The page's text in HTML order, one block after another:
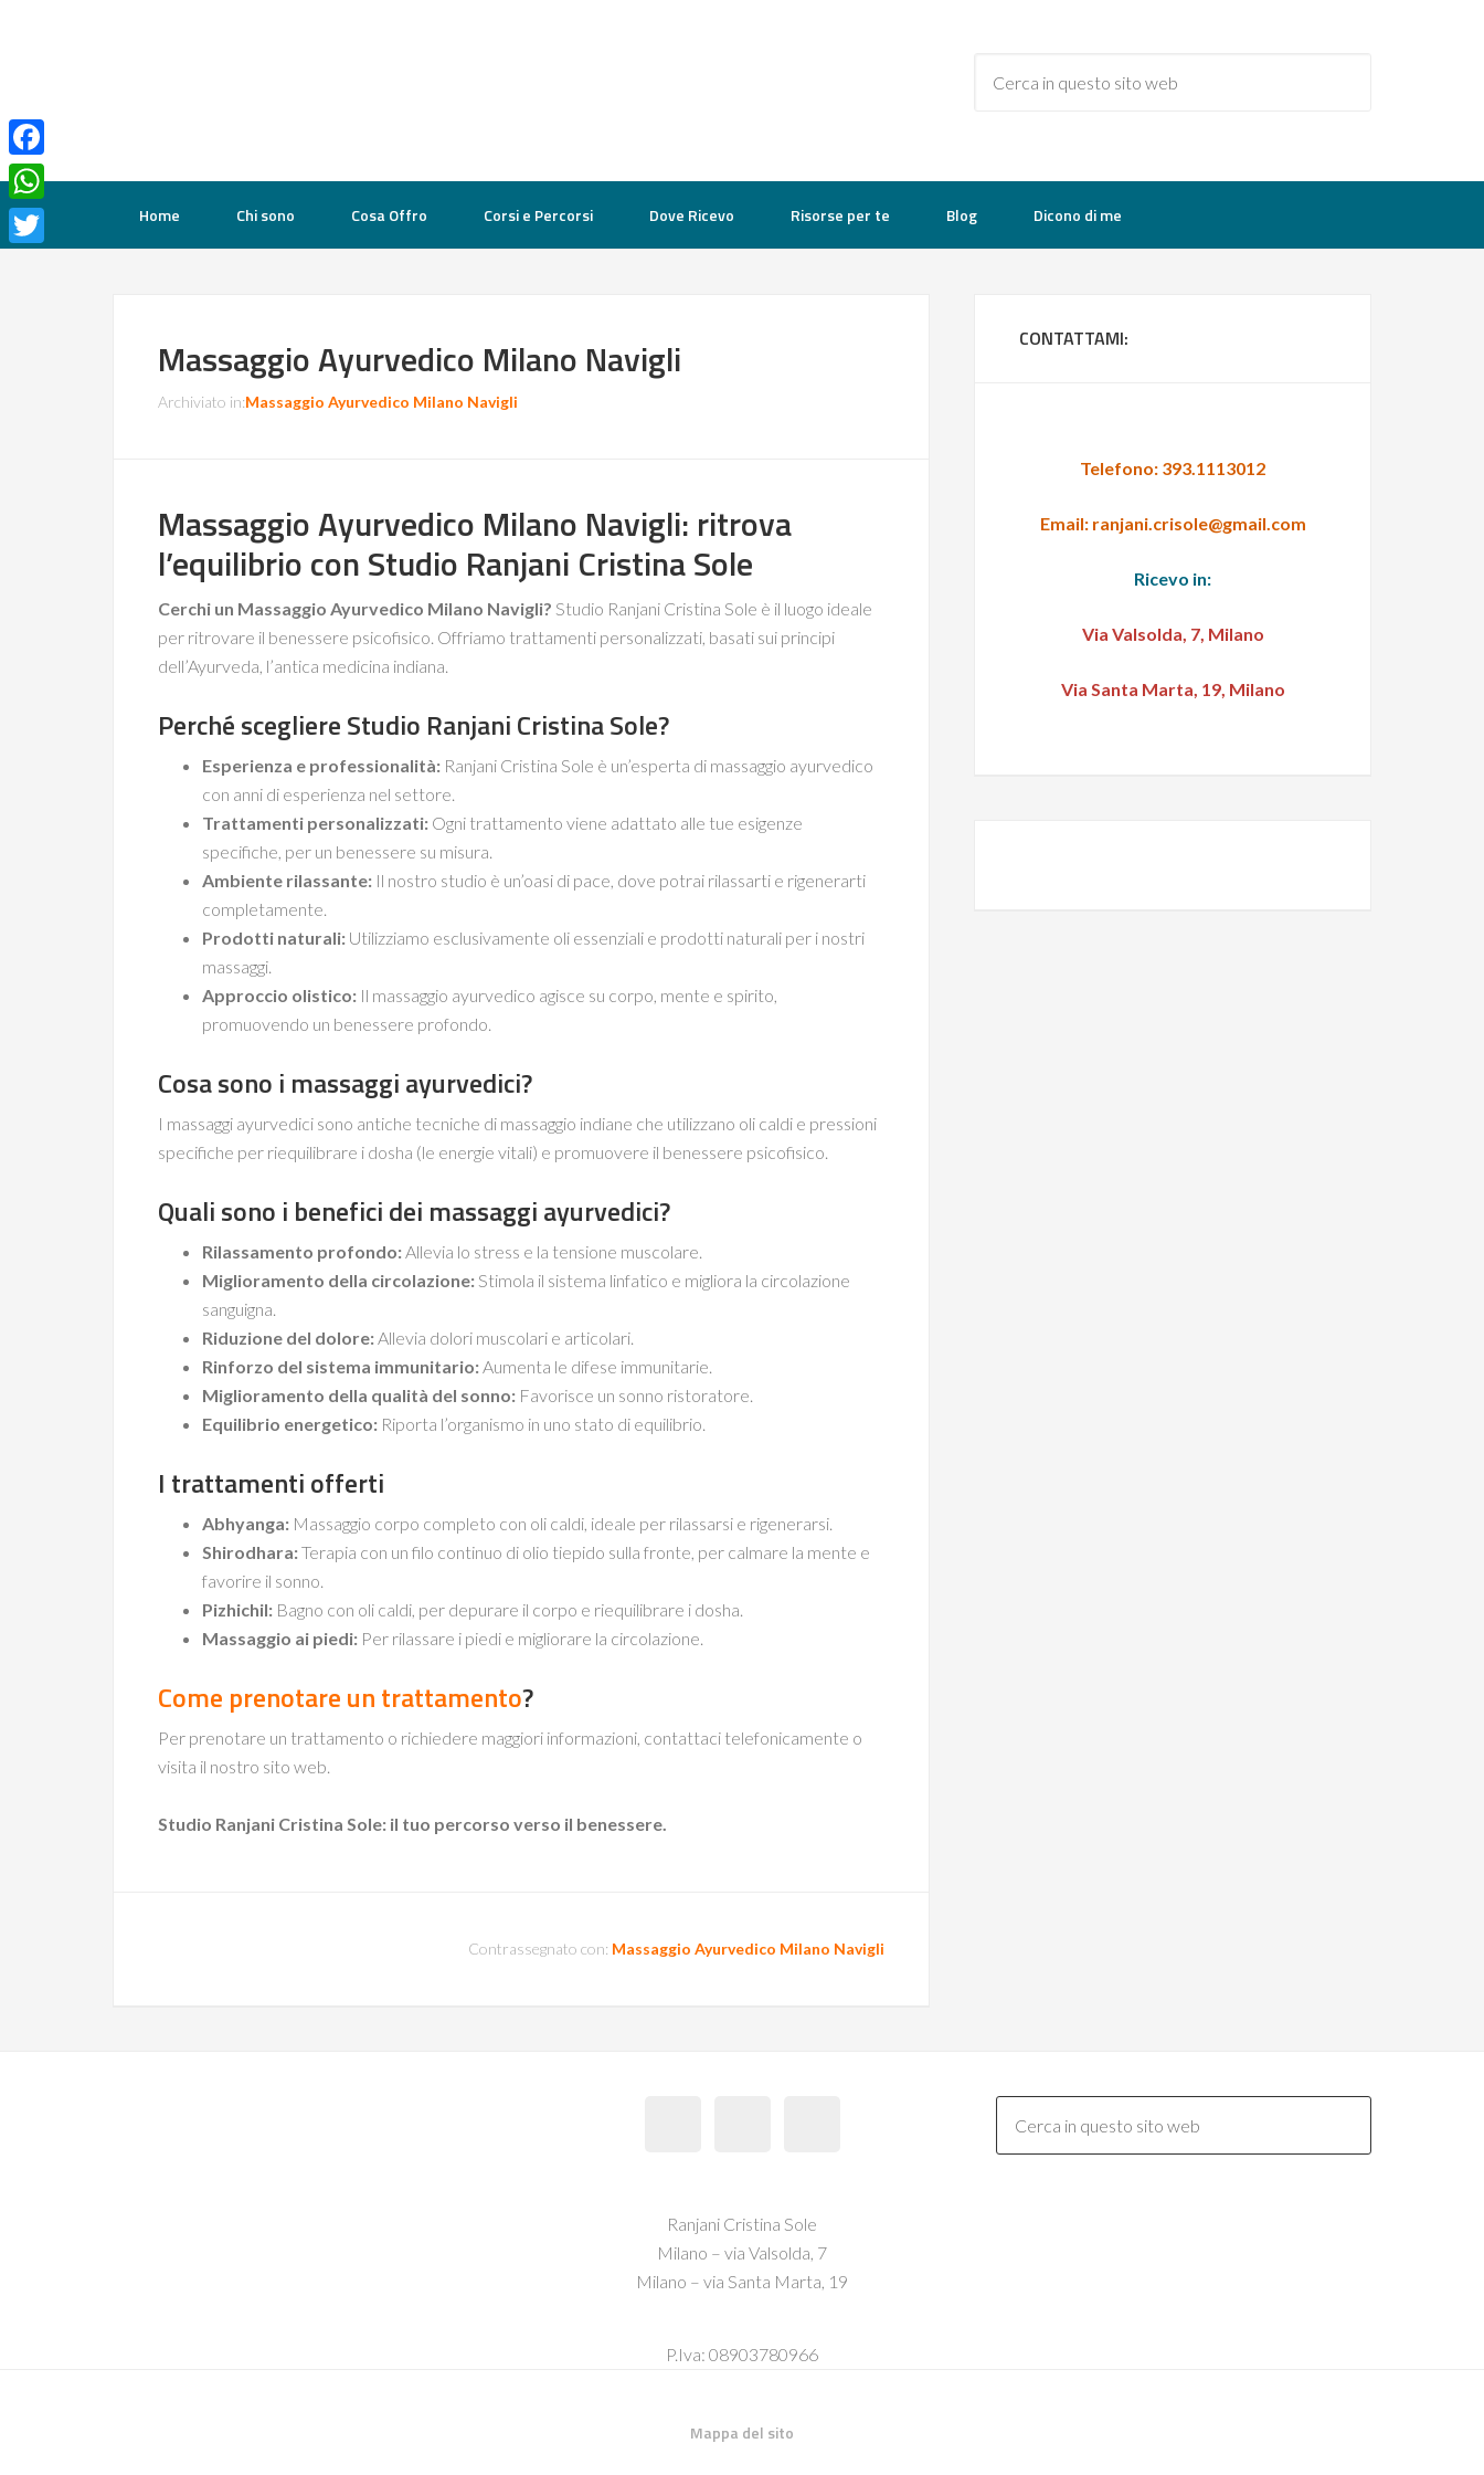
Home Chi sono Cosa Offro Corsi e Percorsi Dove Ricevo Risorse per te Blog Dicono di me
Massaggio Ayurvedico Milano Navigli
Archiviato in:Massaggio Ayurvedico Milano Navigli
Massaggio Ayurvedico Milano Navigli: ritrova
l’equilibrio con Studio Ranjani Cristina Sole
Cerchi un Massaggio Ayurvedico Milano Navigli? Studio Ranjani Cristina Sole è il luogo ideale
per ritrovare il benessere psicofisico. Offriamo trattamenti personalizzati, basati sui principi
dell’Ayurveda, l’antica medicina indiana.
Perché scegliere Studio Ranjani Cristina Sole?
Esperienza e professionalità: Ranjani Cristina Sole è un’esperta di massaggio ayurvedico
con anni di esperienza nel settore.
Trattamenti personalizzati: Ogni trattamento viene adattato alle tue esigenze
specifiche, per un benessere su misura.
Ambiente rilassante: Il nostro studio è un’oasi di pace, dove potrai rilassarti e rigenerarti
completamente.
Prodotti naturali: Utilizziamo esclusivamente oli essenziali e prodotti naturali per i nostri
massaggi.
Approccio olistico: Il massaggio ayurvedico agisce su corpo, mente e spirito,
promuovendo un benessere profondo.
Cosa sono i massaggi ayurvedici?
I massaggi ayurvedici sono antiche tecniche di massaggio indiane che utilizzano oli caldi e pressioni
specifiche per riequilibrare i dosha (le energie vitali) e promuovere il benessere psicofisico.
Quali sono i benefici dei massaggi ayurvedici?
Rilassamento profondo:Allevia lo stress e la tensione muscolare.
Miglioramento della circolazione:Stimola il sistema linfatico e migliora la circolazione
sanguigna.
Riduzione del dolore:Allevia dolori muscolari e articolari.
Rinforzo del sistema immunitario:Aumenta le difese immunitarie.
Miglioramento della qualità del sonno: Favorisce un sonno ristoratore.
Equilibrio energetico: Riporta l’organismo in uno stato di equilibrio.
I trattamenti offerti
Abhyanga: Massaggio corpo completo con oli caldi, ideale per rilassarsi e rigenerarsi.
Shirodhara:Terapia con un filo continuo di olio tiepido sulla fronte, per calmare la mente e
favorire il sonno.
Pizhichil: Bagno con oli caldi, per depurare il corpo e riequilibrare i dosha.
Massaggio ai piedi: Per rilassare i piedi e migliorare la circolazione.
Come prenotare un trattamento?
Per prenotare un trattamento o richiedere maggiori informazioni, contattaci telefonicamente o
visita il nostro sito web.
Studio Ranjani Cristina Sole: il tuo percorso verso il benessere.
Contrassegnato con: Massaggio Ayurvedico Milano Navigli
CONTATTAMI:
Telefono: 393.1113012
Email: ranjani.crisole@gmail.com
Ricevo in:
Via Valsolda, 7, Milano
Via Santa Marta, 19, Milano
Ranjani Cristina Sole
Milano – via Valsolda, 7
Milano – via Santa Marta, 19
P.Iva: 08903780966
Mappa del sito
Facebook
WhatsApp